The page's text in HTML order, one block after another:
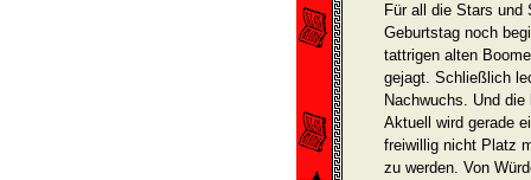
Für all die Stars und
Geburtstag noch
tattrigen alten
gejagt. Schließlich
Nachwuchs. Und
Aktuell wird gerade
freiwillig nicht Platz
zu werden. Von